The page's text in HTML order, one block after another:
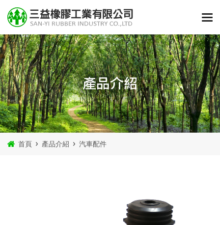
產品介紹
首頁 產品介紹 汽車配件